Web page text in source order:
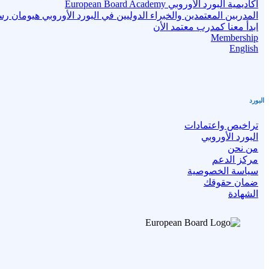
أكاديمية البورد الأوروبي European Board Academy
المدربين المعتمدين والخبراء الدوليين في البورد الأوروبي هيومان
ابدأ معنا كمدرب معتمد الأن
Membership
English
البورد
تراخيص واعتمادات
البورد الأوروبي
من نحن
مركز الدعم
سياسة الخصوصية
ضمان حقوقك
الشهادة